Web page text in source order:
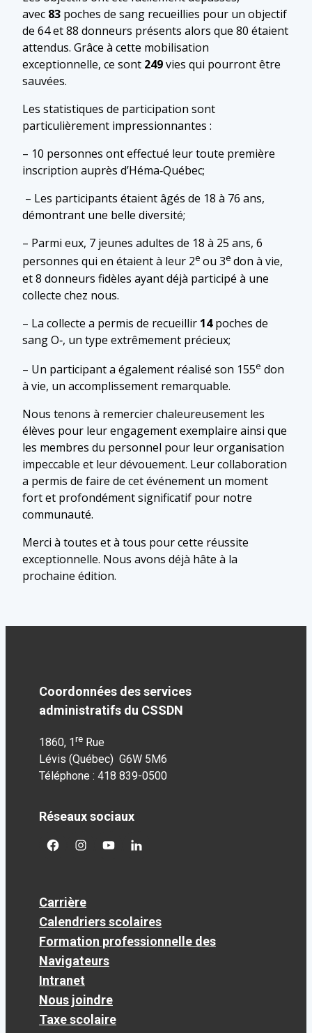
avec 83 poches de sang recueillies pour un objectif
de 64 et 88 donneurs présents alors que 80 étaient
attendus. Grâce à cette mobilisation
exceptionnelle, ce sont 249vies qui pourront être
sauvées.
Les statistiques de participation sont
particulièrement impressionnantes :
– 10 personnes ont effectué leur toute première
inscription auprès d’Héma‑Québec;
– Les participants étaient âgés de 18 à 76 ans,
démontrant une belle diversité;
– Parmi eux, 7 jeunes adultes de 18 à 25 ans, 6
personnes qui en étaient à leur 2e ou 3e don à vie,
et 8 donneurs fidèles ayant déjà participé à une
collecte chez nous.
– La collecte a permis de recueillir 14poches de
sang O‑, un type extrêmement précieux;
– Un participant a également réalisé son 155e don
à vie, un accomplissement remarquable.
Nous tenons à remercier chaleureusement les
élèves pour leur engagement exemplaire ainsi que
les membres du personnel pour leur organisation
impeccable et leur dévouement. Leur collaboration
a permis de faire de cet événement un moment
fort et profondément significatif pour notre
communauté.
Merci à toutes et à tous pour cette réussite
exceptionnelle. Nous avons déjà hâte à la
prochaine édition.
Coordonnées des services
administratifs du CSSDN
1860, 1 re Rue
Lévis (Québec) G6W 5M6
Téléphone : 418 839-0500
Réseaux sociaux
facebookgoogleplus
googleplusgoogleplus
Carrière
Calendriers scolaires
Formation professionnelle des
Navigateurs
Intranet
Nous joindre
Taxe scolaire